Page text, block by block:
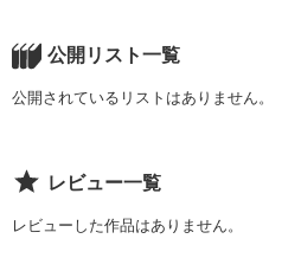
作品を読む
公開リスト一覧
公開されているリストはありません。
レビュー一覧
レビューした作品はありません。